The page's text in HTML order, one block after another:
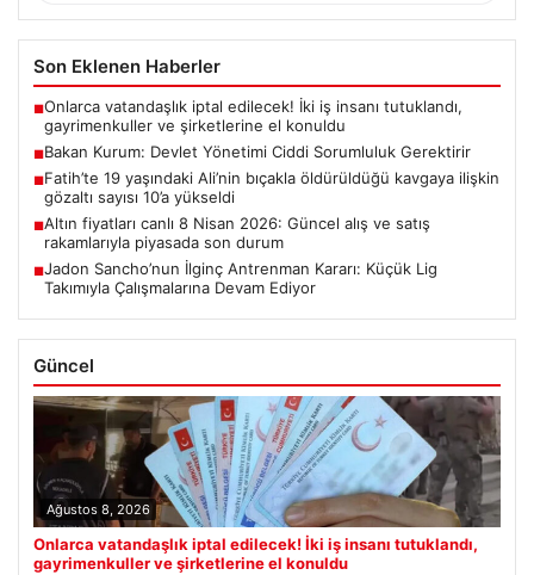
Son Eklenen Haberler
■Onlarca vatandaşlık iptal edilecek! İki iş insanı tutuklandı,
gayrimenkuller ve şirketlerine el konuldu
■Bakan Kurum: Devlet Yönetimi Ciddi Sorumluluk Gerektirir
■Fatih’te 19 yaşındaki Ali’nin bıçakla öldürüldüğü kavgaya ilişkin
gözaltı sayısı 10’a yükseldi
■Altın fiyatları canlı 8 Nisan 2026: Güncel alış ve satış
rakamlarıyla piyasada son durum
■Jadon Sancho’nun İlginç Antrenman Kararı: Küçük Lig
Takımıyla Çalışmalarına Devam Ediyor
Güncel
Ağustos 8, 2026
Onlarca vatandaşlık iptal edilecek! İki iş insanı tutuklandı,
gayrimenkuller ve şirketlerine el konuldu